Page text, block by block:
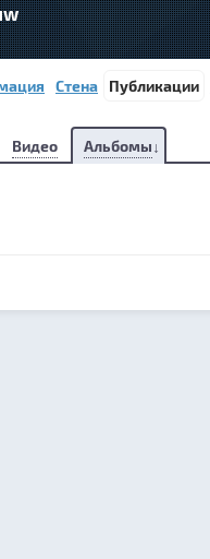
Стена Публикации
Видео Альбомы